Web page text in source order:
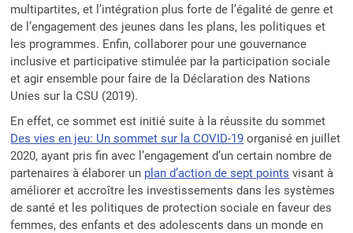
multipartites, et l’intégration plus forte de l’égalité de genre et
de l’engagement des jeunes dans les plans, les politiques et
les programmes. Enfin, collaborer pour une gouvernance
inclusive et participative stimulée par la participation sociale
et agir ensemble pour faire de la Déclaration des Nations
Unies sur la CSU (2019).
En effet, ce sommet est initié suite à la réussite du sommet
Des vies en jeu: Un sommet sur la COVID-19 organisé en juillet
2020, ayant pris fin avec l’engagement d’un certain nombre de
partenaires à élaborer un plan d’action de sept points visant à
améliorer et accroître les investissements dans les systèmes
de santé et les politiques de protection sociale en faveur des
femmes, des enfants et des adolescents dans un monde en